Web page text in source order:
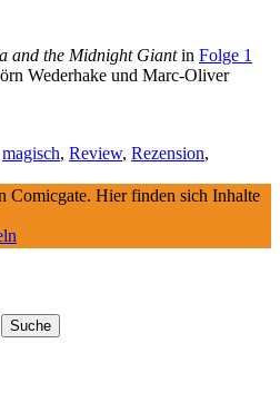
and the Midnight Giantin Folge 1
Wederhake und Marc-Oliver
magisch, Review, Rezension,
Comicgate. Hier finden sich Inhalte